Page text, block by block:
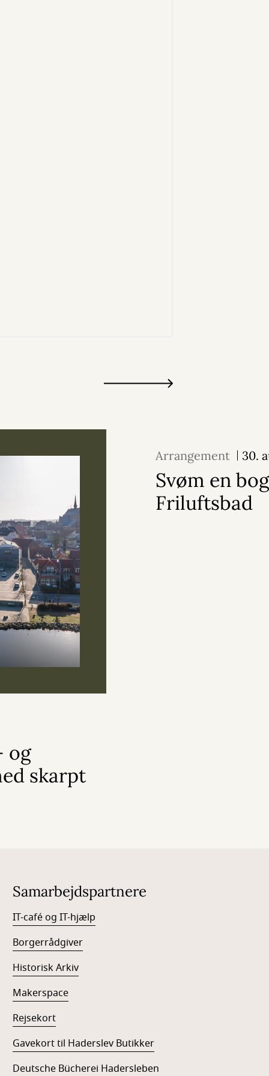
og
skarpt
Arrangement 30.
Svøm en
Friluftsbad
Samarbejdspartnere
IT-café og IT-hjælp
Borgerrådgiver
Historisk Arkiv
Makerspace
Rejsekort
Gavekort til Haderslev Butikker
Deutsche Bücherei Hadersleben